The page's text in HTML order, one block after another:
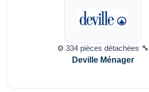
⚙️ 334 pièces détachées 🔧
Deville Ménager